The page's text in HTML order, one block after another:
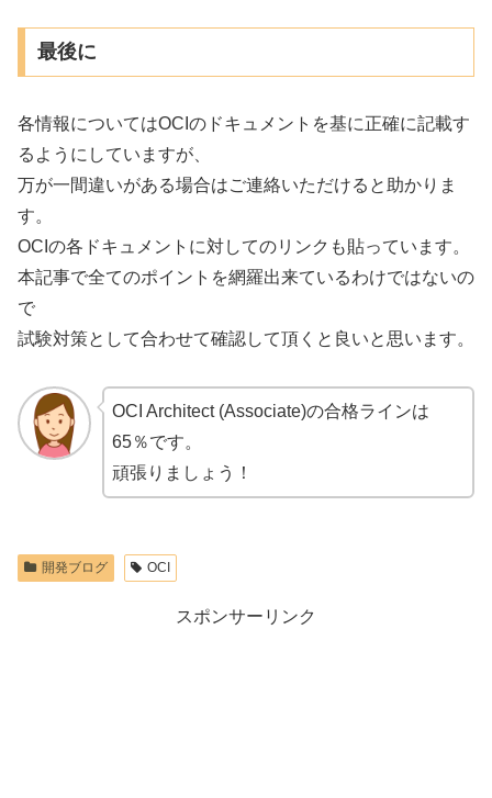
最後に
各情報についてはOCIのドキュメントを基に正確に記載す
るようにしていますが、
万が一間違いがある場合はご連絡いただけると助かりま
す。
OCIの各ドキュメントに対してのリンクも貼っています。
本記事で全てのポイントを網羅出来ているわけではないの
で
試験対策として合わせて確認して頂くと良いと思います。
OCI Architect (Associate)の合格ラインは
65％です。
頑張りましょう！
開発ブログ OCI
スポンサーリンク